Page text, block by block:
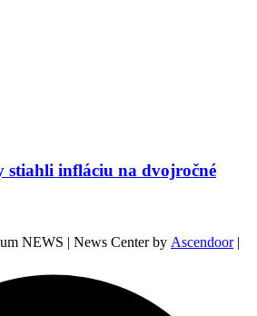
stiahli infláciu na dvojročné
NEWS | News Center by Ascendoor|